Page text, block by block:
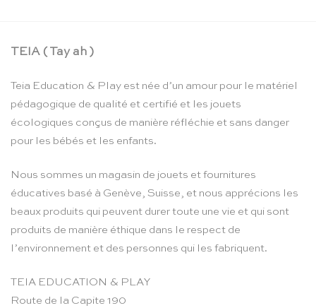
TEIA ( Tay ah )
Teia Education & Play est née d’un amour pour le matériel
pédagogique de qualité et certifié et les jouets
écologiques conçus de manière réfléchie et sans danger
pour les bébés et les enfants.
Nous sommes un magasin de jouets et fournitures
éducatives basé à Genève, Suisse, et nous apprécions les
beaux produits qui peuvent durer toute une vie et qui sont
produits de manière éthique dans le respect de
l’environnement et des personnes qui les fabriquent.
TEIA EDUCATION & PLAY
Route de la Capite 190